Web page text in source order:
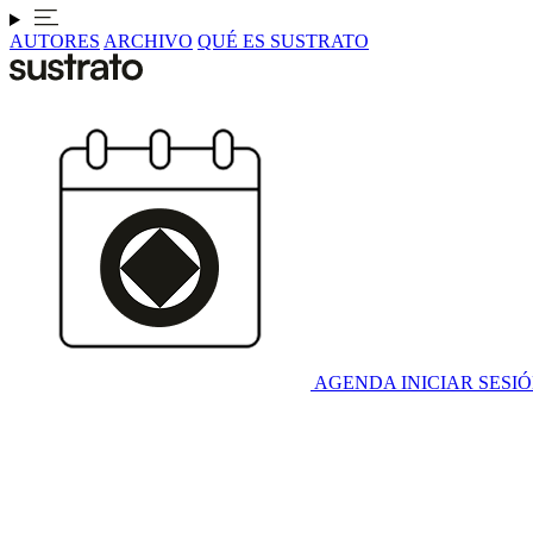
AUTORES ARCHIVO QUÉ ES SUSTRATO
AGENDA INICIAR